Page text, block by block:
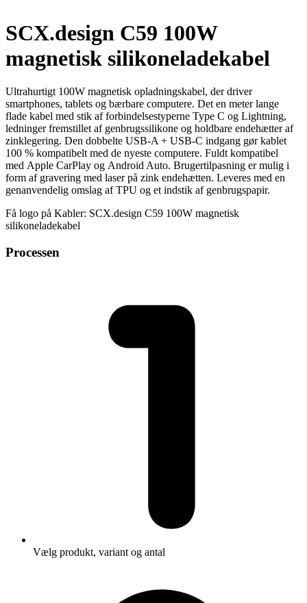
SCX.design C59 100W
magnetisk silikoneladekabel
Ultrahurtigt 100W magnetisk opladningskabel, der driver
smartphones, tablets og bærbare computere. Det en meter lange
flade kabel med stik af forbindelsestyperne Type C og Lightning,
ledninger fremstillet af genbrugssilikone og holdbare endehætter af
zinklegering. Den dobbelte USB-A + USB-C indgang gør kablet
100 % kompatibelt med de nyeste computere. Fuldt kompatibel
med Apple CarPlay og Android Auto. Brugertilpasning er mulig i
form af gravering med laser på zink endehætten. Leveres med en
genanvendelig omslag af TPU og et indstik af genbrugspapir.
Få logo på Kabler: SCX.design C59 100W magnetisk
silikoneladekabel
Processen
Vælg produkt, variant og antal